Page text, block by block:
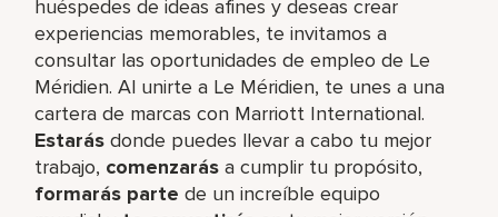
huéspedes de ideas afines y deseas crear
experiencias memorables, te invitamos a
consultar las oportunidades de empleo de Le
Méridien. Al unirte a Le Méridien, te unes a una
cartera de marcas con Marriott International.
Estarás donde puedes llevar a cabo tu mejor
trabajo,​ comenzarás a cumplir tu propósito,
formarás parte de un increíble​ equipo